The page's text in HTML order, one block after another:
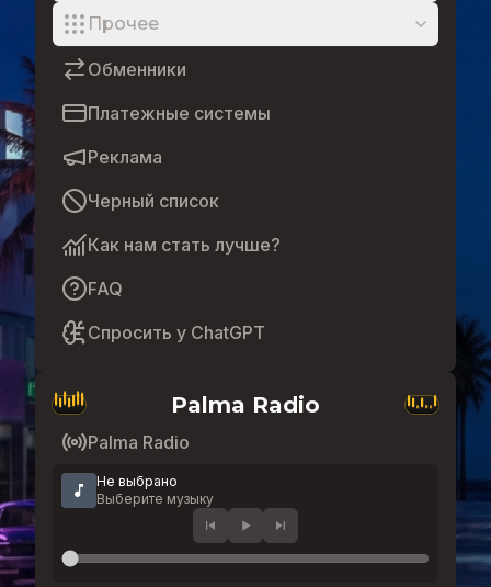
Прочее
Обменники
Платежные системы
Реклама
Черный список
Как нам стать лучше?
FAQ
Спросить у ChatGPT
Palma Radio
Palma Radio
Не выбрано
Выберите музыку